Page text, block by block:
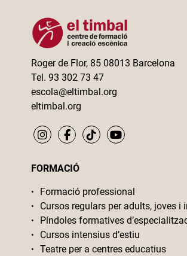
entrades
Roger de Flor, 85 08013 Barcelona
Tel. 93 302 73 47
escola@eltimbal.org
eltimbal.org
FORMACIÓ
Formació professional
Cursos regulars per adults, joves i
Píndoles formatives
Cursos intensius d’estiu
Teatre per a centres educatius